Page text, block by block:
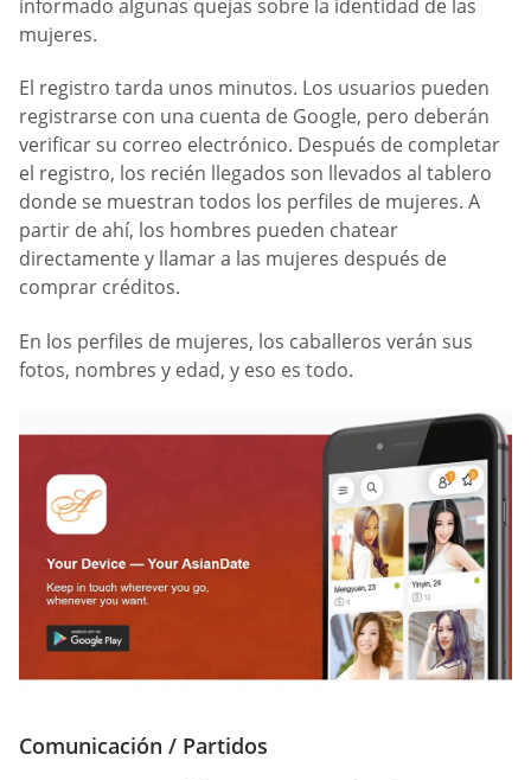
informado algunas quejas sobre la identidad de las
mujeres.
El registro tarda unos minutos. Los usuarios pueden
registrarse con una cuenta de Google, pero deberán
verificar su correo electrónico. Después de completar
el registro, los recién llegados son llevados al tablero
donde se muestran todos los perfiles de mujeres. A
partir de ahí, los hombres pueden chatear
directamente y llamar a las mujeres después de
comprar créditos.
En los perfiles de mujeres, los caballeros verán sus
fotos, nombres y edad, y eso es todo.
Comunicación / Partidos